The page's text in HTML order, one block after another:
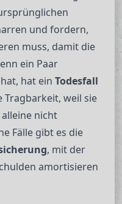
und fordern,
muss, damit die
ein Paar
hat ein Todesfall
weil sie
nicht
Fälle gibt es die
, mit der
amortisieren